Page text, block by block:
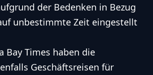
der Bedenken in Bezug
unbestimmte Zeit eingestellt
Bay Times haben die
Geschäftsreisen für